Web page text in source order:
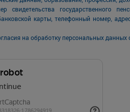
свидетельства государственного
карты, телефонный номер,
на обработку персональных данных